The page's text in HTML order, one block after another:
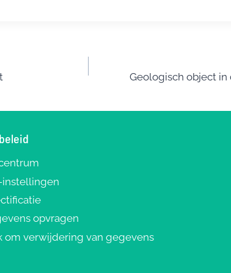
Geologisch object
instellingen
opvragen
om verwijdering van gegevens